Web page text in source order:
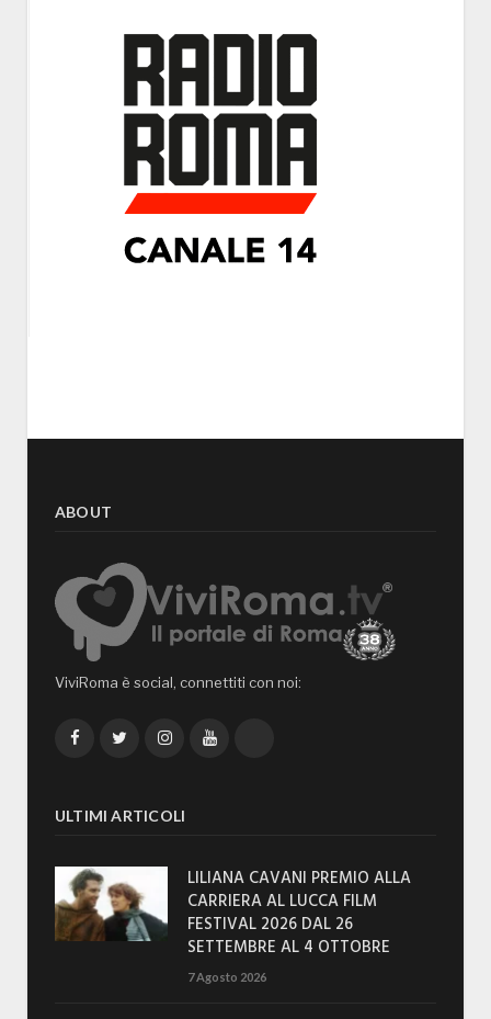
ABOUT
ViviRoma è social, connettiti con noi:
FacebookTwitterInstagramYouTube
ULTIMI ARTICOLI
LILIANA CAVANI PREMIO ALLA
CARRIERA AL LUCCA FILM
FESTIVAL 2026 DAL 26
SETTEMBRE AL 4 OTTOBRE
7 Agosto 2026